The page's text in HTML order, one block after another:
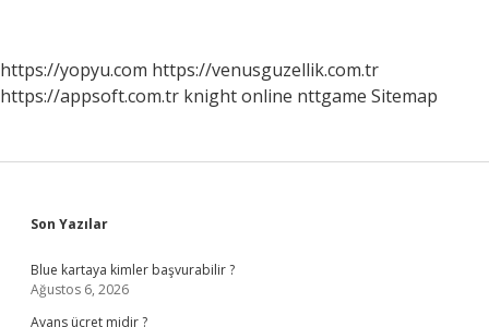
https://yopyu.com https://venusguzellik.com.tr
https://appsoft.com.tr knight online nttgame Sitemap
Sidebar
Son Yazılar
Blue kartaya kimler başvurabilir ?
Ağustos 6, 2026
Avans ücret midir ?